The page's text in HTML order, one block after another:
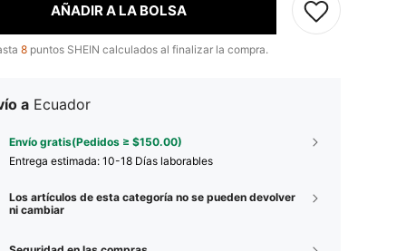
AÑADIR A LA BOLSA
8 puntos SHEIN calculados al finalizar la compra.
a Ecuador
Envío gratis(Pedidos ≥ $150.00)
Entrega estimada: 10-18 Días laborables
Los artículos de esta categoría no se pueden devolver
ni cambiar